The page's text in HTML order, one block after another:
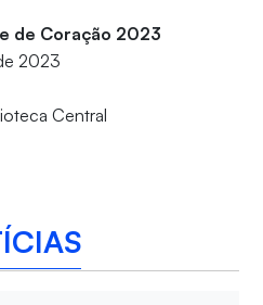
de Coração 2023
2023
Central